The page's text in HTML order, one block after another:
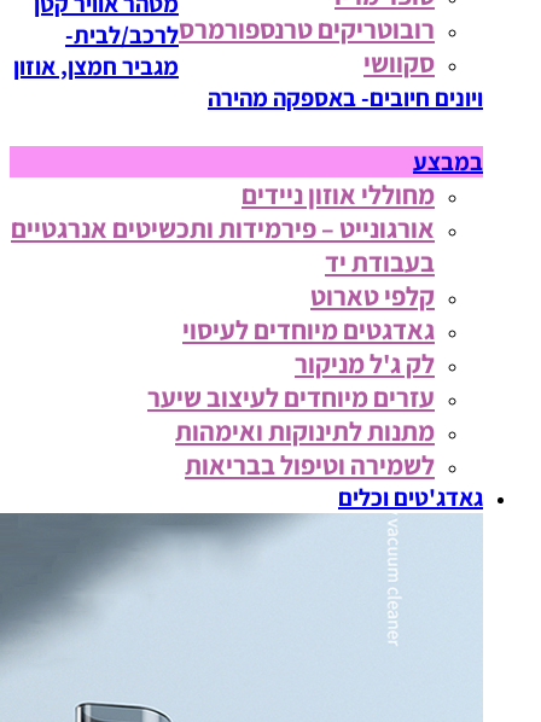
רובוטריקים טרנספורמרס
סקוושי
לרכב/לבית-
מגביר חמצן, אוזון
ויונים חיובים- באספקה מהירה
במבצע
מחוללי אוזון ניידים
אורגונייט – פירמידות ותכשיטים אנרגטיים
בעבודת יד
קלפי טארוט
גאדגטים מיוחדים לעיסוי
לק ג'ל מניקור
עזרים מיוחדים לעיצוב שיער
מתנות לתינוקות ואימהות
לשמירה וטיפול בבריאות
גאדג'טים וכלים